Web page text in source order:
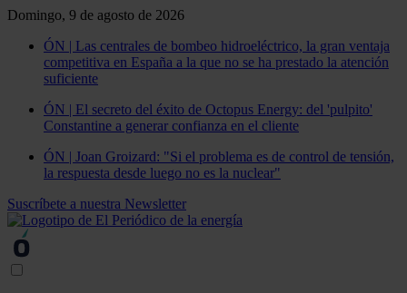
Domingo, 9 de agosto de 2026
ÓN | Las centrales de bombeo hidroeléctrico, la gran ventaja
competitiva en España a la que no se ha prestado la atención
suficiente
ÓN | El secreto del éxito de Octopus Energy: del 'pulpito'
Constantine a generar confianza en el cliente
ÓN | Joan Groizard: "Si el problema es de control de tensión,
la respuesta desde luego no es la nuclear"
Suscríbete a nuestra Newsletter